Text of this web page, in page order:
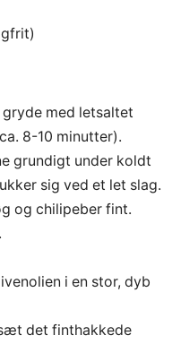
med letsaltet
8-10 minutter).
grundigt under koldt
sig ved et let slag.
og chilipeber fint.
i en stor, dyb
det finthakkede